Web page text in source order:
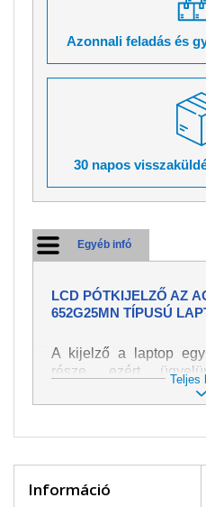
Azonnali feladás és
30 napos
Egyéb infó
LCD PÓTKIJELZŐ AZ
652G25MN TÍPUSÚ
A kijelző a laptop
része, ezért
pótalkatrész a
legyen. A kép és
laptoppal
bekövetkezett
Teljes
Információ